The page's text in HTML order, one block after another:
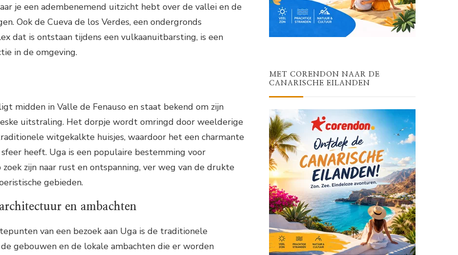
je een adembenemend uitzicht hebt over de vallei en de
Ook de Cueva de los Verdes, een ondergronds
dat is ontstaan tijdens een vulkaanuitbarsting, is een
in de omgeving.
midden in Valle de Fenauso en staat bekend om zijn
uitstraling. Het dorpje wordt omringd door weelderige
witgekalkte huisjes, waardoor het een charmante
heeft. Uga is een populaire bestemming voor
zoek zijn naar rust en ontspanning, ver weg van de drukte
gebieden.
en ambachten
van een bezoek aan Uga is de traditionele
gebouwen en de lokale ambachten die er worden
MET CORENDON NAAR DE
CANARISCHE EILANDEN